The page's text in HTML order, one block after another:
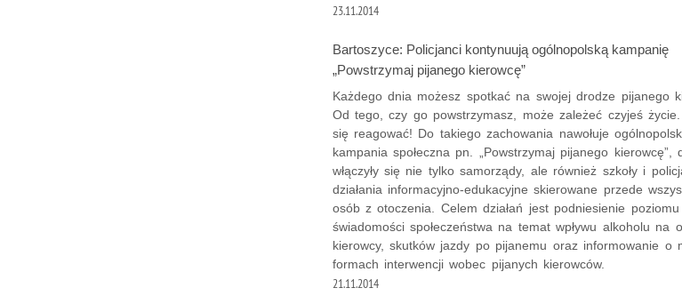
23.11.2014
Bartoszyce: Policjanci kontynuują ogólnopolską kampanię
„Powstrzymaj pijanego kierowcę”
Każdego dnia możesz spotkać na swojej drodze pijanego
Od tego, czy go powstrzymasz, może zależeć czyjeś
się reagować! Do takiego zachowania nawołuje
kampania społeczna pn. „Powstrzymaj pijanego kierowcę”,
włączyły się nie tylko samorządy, ale również szkoły i
działania informacyjno-edukacyjne skierowane przede
osób z otoczenia. Celem działań jest podniesienie poziomu
świadomości społeczeństwa na temat wpływu alkoholu na
kierowcy, skutków jazdy po pijanemu oraz informowanie o
formach interwencji wobec pijanych kierowców.
21.11.2014